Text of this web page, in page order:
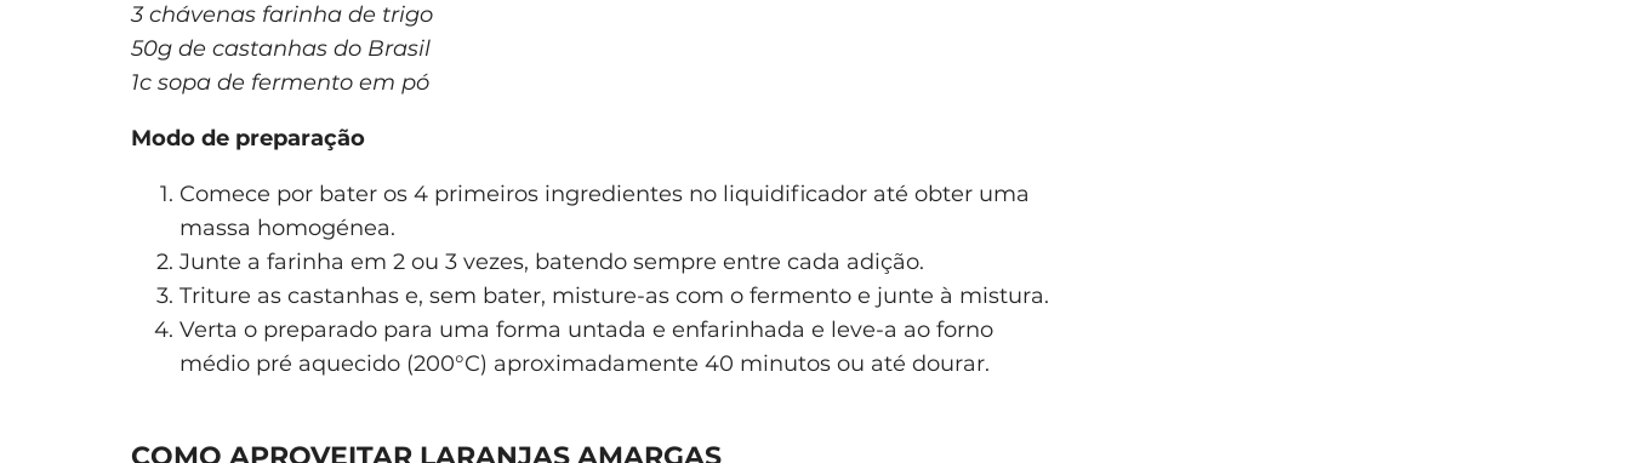
3 chávenas farinha de trigo
50g de castanhas do Brasil
1c sopa de fermento em pó
Modo de preparação
Comece por bater os 4 primeiros ingredientes no liquidificador até obter uma
massa homogénea.
Junte a farinha em 2 ou 3 vezes, batendo sempre entre cada adição.
Triture as castanhas e, sem bater, misture-as com o fermento e junte à mistura.
Verta o preparado para uma forma untada e enfarinhada e leve-a ao forno
médio pré aquecido (200°C) aproximadamente 40 minutos ou até dourar.